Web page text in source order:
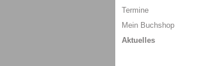
Termine
Mein Buchshop
Aktuelles